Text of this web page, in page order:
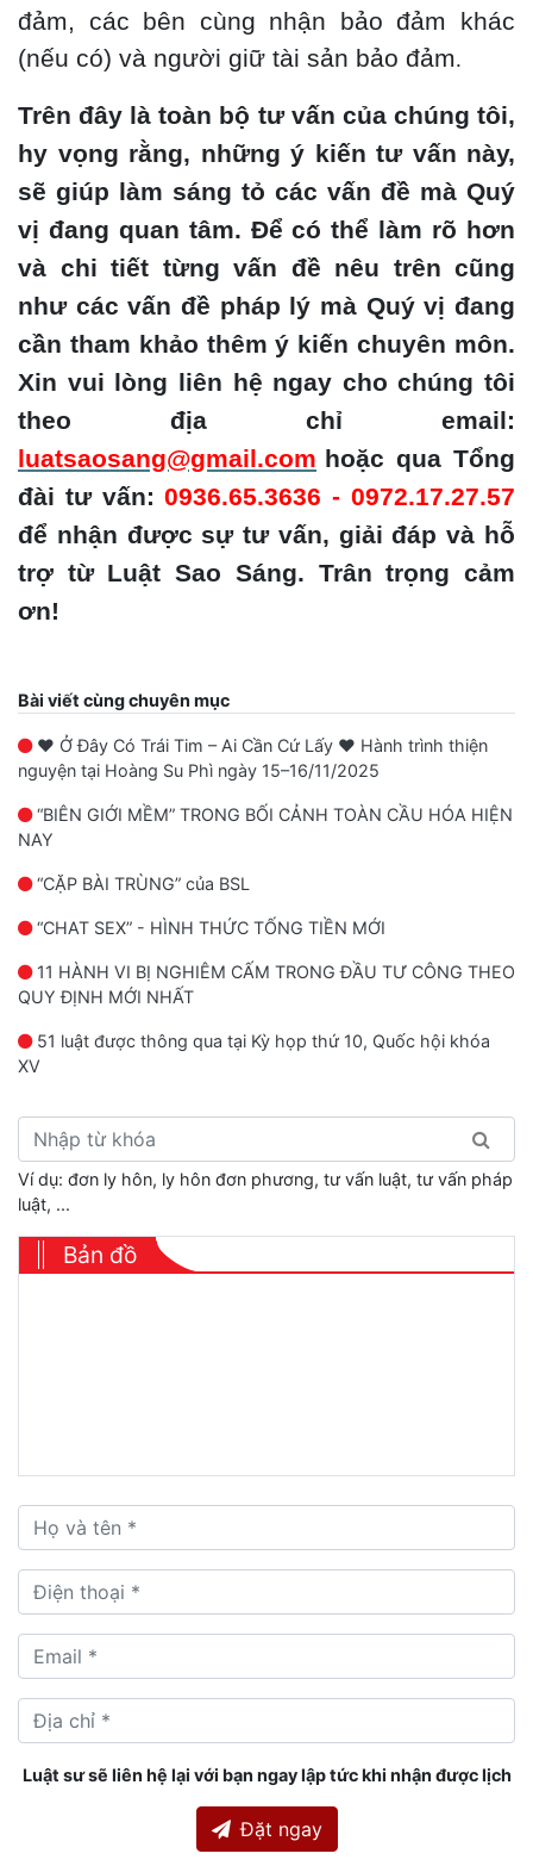
đảm, các bên cùng nhận bảo đảm khác
(nếu có) và người giữ tài sản bảo đảm.
Trên đây là toàn bộ tư vấn của chúng tôi,
hy vọng rằng, những ý kiến tư vấn này,
sẽ giúp làm sáng tỏ các vấn đề mà Quý
vị đang quan tâm. Để có thể làm rõ hơn
và chi tiết từng vấn đề nêu trên cũng
như các vấn đề pháp lý mà Quý vị đang
cần tham khảo thêm ý kiến chuyên môn.
Xin vui lòng liên hệ ngay cho chúng tôi
theo địa chỉ email:
luatsaosang@gmail.com hoặc qua Tổng
đài tư vấn:0936.65.3636 - 0972.17.27.57
để nhận được sự tư vấn, giải đáp và hỗ
trợ từ Luật Sao Sáng. Trân trọng cảm
ơn!
Bài viết cùng chuyên mục
❤️ Ở Đây Có Trái Tim – Ai Cần Cứ Lấy ❤️ Hành trình thiện
nguyện tại Hoàng Su Phì ngày 15–16/11/2025
“BIÊN GIỚI MỀM” TRONG BỐI CẢNH TOÀN CẦU HÓA HIỆN
NAY
“CẶP BÀI TRÙNG” của BSL
“CHAT SEX” - HÌNH THỨC TỐNG TIỀN MỚI
11 HÀNH VI BỊ NGHIÊM CẤM TRONG ĐẦU TƯ CÔNG THEO
QUY ĐỊNH MỚI NHẤT
51 luật được thông qua tại Kỳ họp thứ 10, Quốc hội khóa
XV
Ví dụ: đơn ly hôn, ly hôn đơn phương, tư vấn luật, tư vấn pháp
luật, ...
Bản đồ
Luật sư sẽ liên hệ lại với bạn ngay lập tức khi nhận được lịch
Đặt ngay